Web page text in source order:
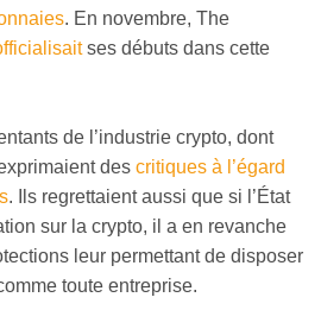
. En novembre, The
ses débuts dans cette
de l’industrie crypto, dont
des critiques à l’égard
. Ils regrettaient aussi que si l’État
sur la crypto, il a en revanche
leur permettant de disposer
toute entreprise.